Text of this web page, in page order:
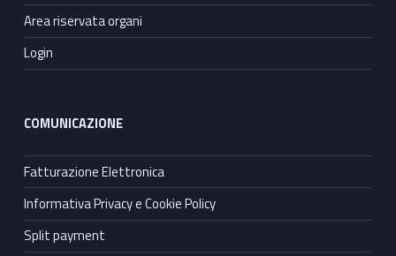
Area riservata organi
Login
COMUNICAZIONE
Fatturazione Elettronica
Informativa Privacy e Cookie Policy
Split payment